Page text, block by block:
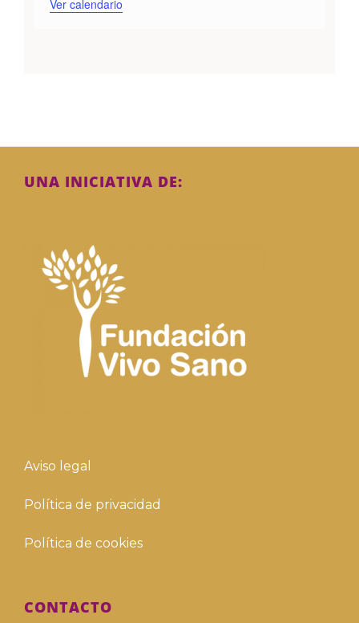
Ver calendario
UNA INICIATIVA DE:
Aviso legal
Política de privacidad
Política de cookies
CONTACTO